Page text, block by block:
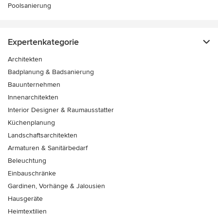
Poolsanierung
Expertenkategorie
Architekten
Badplanung & Badsanierung
Bauunternehmen
Innenarchitekten
Interior Designer & Raumausstatter
Küchenplanung
Landschaftsarchitekten
Armaturen & Sanitärbedarf
Beleuchtung
Einbauschränke
Gardinen, Vorhänge & Jalousien
Hausgeräte
Heimtextilien